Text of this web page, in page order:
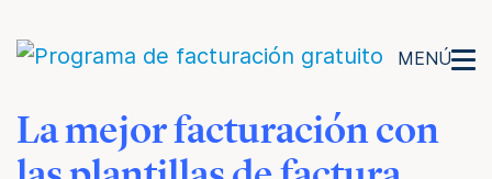
MENÚ
La mejor facturación con